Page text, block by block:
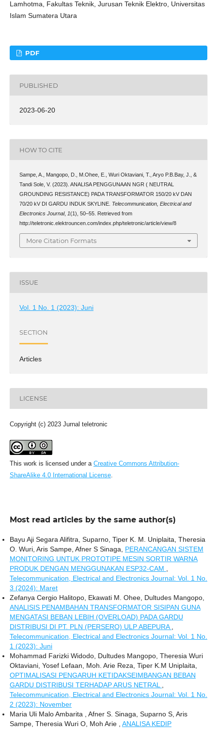
Lamhotma, Fakultas Teknik, Jurusan Teknik Elektro, Universitas
Islam Sumatera Utara
PDF
PUBLISHED
2023-06-20
HOW TO CITE
Sampe, A., Mangopo, D., M.Ohee, E., Wuri Oktaviani, T., Aryo P.B.Bay, J., &
Tandi Sole, V. (2023). ANALISA PENGGUNAAN NGR ( NEUTRAL
GROUNDING RESISTANCE) PADA TRANSFORMATOR 150/20 kV DAN
70/20 kV DI GARDU INDUK SKYLINE. Telecommunication, Electrical and
Electronics Journal, 1(1), 50–55. Retrieved from
http://teletronic.elektrouncen.com/index.php/teletronic/article/view/8
More Citation Formats
ISSUE
Vol. 1 No. 1 (2023): Juni
SECTION
Articles
LICENSE
Copyright (c) 2023 Jurnal teletronic
This work is licensed under a Creative Commons Attribution-
ShareAlike 4.0 International License.
Most read articles by the same author(s)
Bayu Aji Segara Alifitra, Suparno, Tiper K. M. Uniplaita, Theresia
O. Wuri, Aris Sampe, Afner S Sinaga, PERANCANGAN SISTEM
MONITORING UNTUK PROTOTIPE MESIN SORTIR WARNA
PRODUK DENGAN MENGGUNAKAN ESP32-CAM
Telecommunication, Electrical and Electronics Journal: Vol. 1 No.
3 (2024): Maret
Zefanya Cergio Halitopo, Ekawati M. Ohee, Dultudes Mangopo,
ANALISIS PENAMBAHAN TRANSFORMATOR SISIPAN GUNA
MENGATASI BEBAN LEBIH (OVERLOAD) PADA GARDU
DISTRIBUSI DI PT. PLN (PERSERO) ULP ABEPURA
Telecommunication, Electrical and Electronics Journal: Vol. 1 No.
1 (2023): Juni
Mohammad Farizki Widodo, Dultudes Mangopo, Theresia Wuri
Oktaviani, Yosef Lefaan, Moh. Arie Reza, Tiper K.M Uniplaita,
OPTIMALISASI PENGARUH KETIDAKSEIMBANGAN BEBAN
GARDU DISTRIBUSI TERHADAP ARUS NETRAL
Telecommunication, Electrical and Electronics Journal: Vol. 1 No.
2 (2023): November
Maria Uli Malo Ambarita , Afner S. Sinaga, Suparno S, Aris
Sampe, Theresia Wuri O, Moh Arie , ANALISA KEDIP